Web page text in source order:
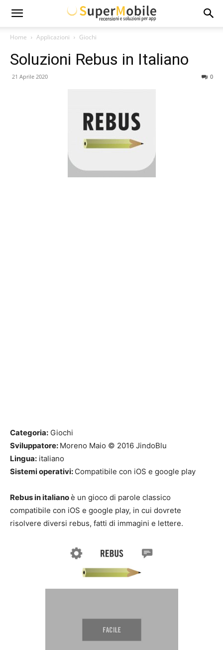
Super
Mobile
Home Applicazioni Giochi
Soluzioni Rebus in Italiano
21 Aprile 2020 0
Categoria: Giochi
Sviluppatore: Moreno Maio © 2016 JindoBlu
Lingua: italiano
Sistemi operativi: Compatibile con iOS e google play
Rebus in italianoè un gioco di parole classico
compatibile con iOS e google play, in cui dovrete
risolvere diversi rebus, fatti di immagini e lettere.